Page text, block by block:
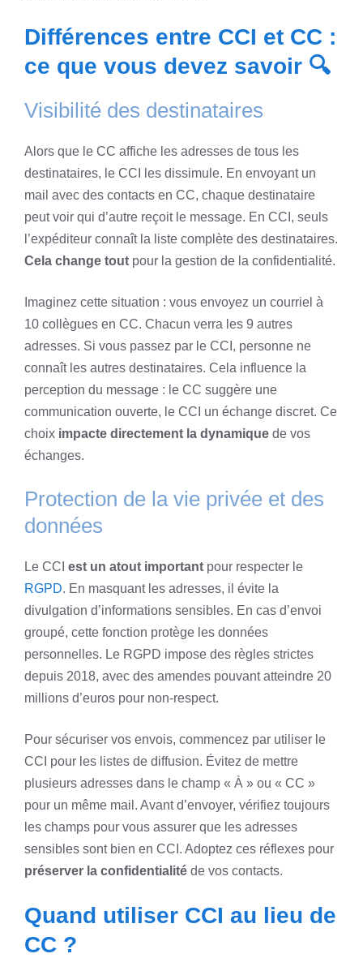
Différences entre CCI et CC :
ce que vous devez savoir 🔍
Visibilité des destinataires
Alors que le CC affiche les adresses de tous les
destinataires, le CCI les dissimule. En envoyant un
mail avec des contacts en CC, chaque destinataire
peut voir qui d’autre reçoit le message. En CCI, seuls
l’expéditeur connaît la liste complète des destinataires.
Cela change tout pour la gestion de la confidentialité.
Imaginez cette situation : vous envoyez un courriel à
10 collègues en CC. Chacun verra les 9 autres
adresses. Si vous passez par le CCI, personne ne
connaît les autres destinataires. Cela influence la
perception du message : le CC suggère une
communication ouverte, le CCI un échange discret. Ce
choix impacte directement la dynamique de vos
échanges.
Protection de la vie privée et des
données
Le CCI est un atout important pour respecter le
RGPD. En masquant les adresses, il évite la
divulgation d’informations sensibles. En cas d’envoi
groupé, cette fonction protège les données
personnelles. Le RGPD impose des règles strictes
depuis 2018, avec des amendes pouvant atteindre 20
millions d’euros pour non-respect.
Pour sécuriser vos envois, commencez par utiliser le
CCI pour les listes de diffusion. Évitez de mettre
plusieurs adresses dans le champ « À » ou « CC »
pour un même mail. Avant d’envoyer, vérifiez toujours
les champs pour vous assurer que les adresses
sensibles sont bien en CCI. Adoptez ces réflexes pour
préserver la confidentialité de vos contacts.
Quand utiliser CCI au lieu de
CC ?